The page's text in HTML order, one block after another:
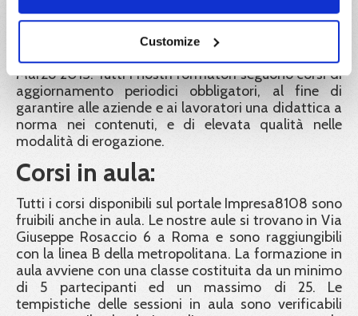
Customize
Le docenze sono tenute da formatori con
esperienza e professionalità rispondenti alle
disposizioni del Decreto Interministeriale del 6
Marzo 2013. Tutti i nostri formatori seguono corsi di
aggiornamento periodici obbligatori, al fine di
garantire alle aziende e ai lavoratori una didattica a
norma nei contenuti, e di elevata qualità nelle
modalità di erogazione.
Corsi in aula:
Tutti i corsi disponibili sul portale Impresa8108 sono
fruibili anche in aula. Le nostre aule si trovano in Via
Giuseppe Rosaccio 6 a Roma e sono raggiungibili
con la linea B della metropolitana. La formazione in
aula avviene con una classe costituita da un minimo
di 5 partecipanti ed un massimo di 25. Le
tempistiche delle sessioni in aula sono verificabili